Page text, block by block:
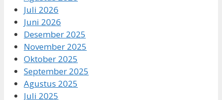
Juli 2026
Juni 2026
Desember 2025
November 2025
Oktober 2025
September 2025
Agustus 2025
Juli 2025